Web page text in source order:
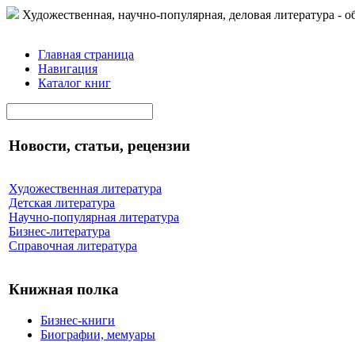
Художественная, научно-популярная, деловая литература -
Главная страница
Навигация
Каталог книг
Новости, статьи, рецензии
Художественная литература
Детская литература
Научно-популярная литература
Бизнес-литература
Справочная литература
Книжная полка
Бизнес-книги
Биографии, мемуары